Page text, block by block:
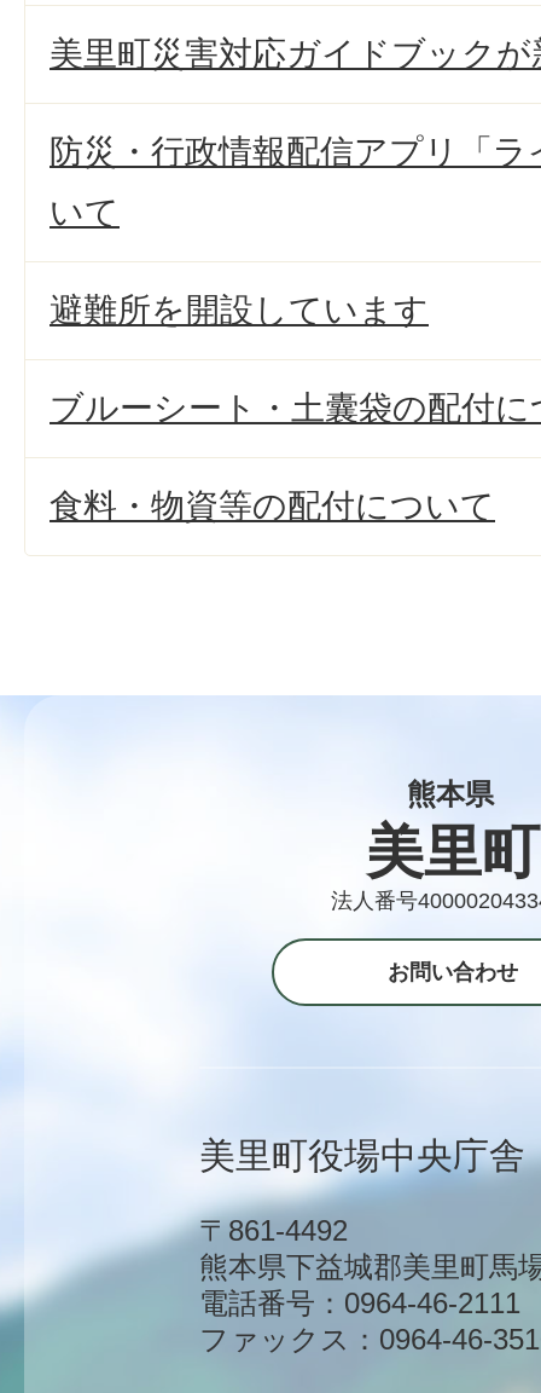
美里町災害対応ガイドブック
防災・行政情報配信アプリ「
いて
避難所を開設しています
ブルーシート・土囊袋の配付
食料・物資等の配付について
熊本県
美里町
法人番号
お問い合わせ
美里町役場中央庁舎
〒861-4492
熊本県下益城郡美里町馬
電話番号：0964-46-2111
ファックス：0964-46-